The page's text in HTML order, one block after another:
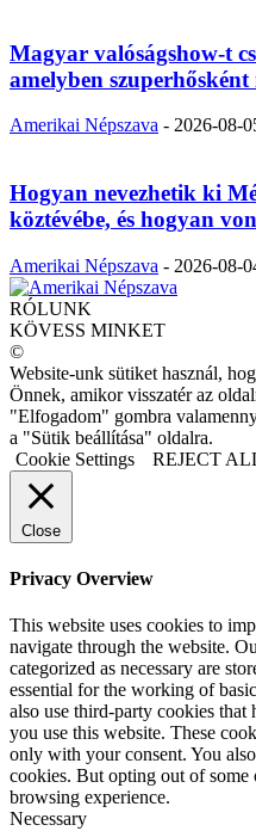
Magyar valóságshow-t
amelyben
Amerikai Népszava - 2026-08-
Hogyan nevezhetik ki
köztévébe, és hogyan
Amerikai Népszava - 2026-08-
RÓLUNK
KÖVESS MINKET
©
Website-unk sütiket használ,
Önnek, amikor visszatér az
"Elfogadom" gombra
a "Sütik beállítása" oldalra.
Cookie Settings
REJECT
Close
Privacy Overview
This website uses cookies to
navigate through the website.
categorized as necessary are
essential for the working of
also use third-party cookies that
you use this website. These
only with your consent. You
cookies. But opting out of
browsing experience.
Necessary